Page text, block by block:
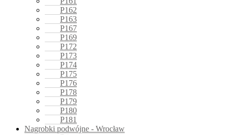
P162
P163
P167
P169
P172
P173
P174
P175
P176
P178
P179
P180
P181
Nagrobki podwójne - Wrocław